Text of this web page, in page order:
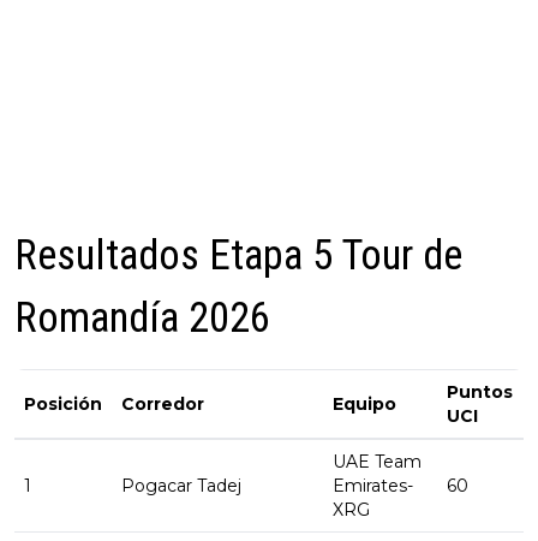
Resultados Etapa 5 Tour de
Romandía 2026
Posición Corredor Equipo
Puntos
UCI
1 Pogacar Tadej
UAE Team
Emirates-
XRG
60